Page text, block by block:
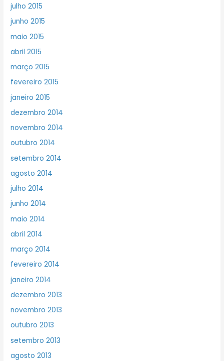
julho 2015
junho 2015
maio 2015
abril 2015
março 2015
fevereiro 2015
janeiro 2015
dezembro 2014
novembro 2014
outubro 2014
setembro 2014
agosto 2014
julho 2014
junho 2014
maio 2014
abril 2014
março 2014
fevereiro 2014
janeiro 2014
dezembro 2013
novembro 2013
outubro 2013
setembro 2013
agosto 2013